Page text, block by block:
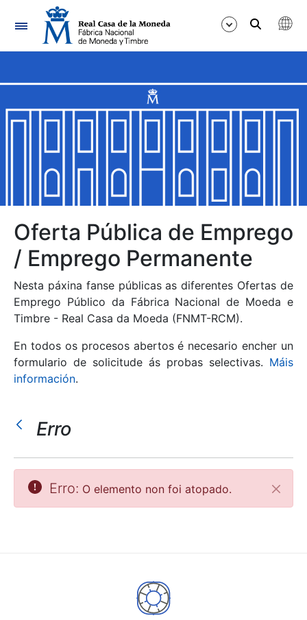
Navegación
Mostrar/Ocultar
Mostrar/Ocultar
Mostrar/Ocultar
Mostrar/Ocultar
Mostrar/Ocultar
Oferta Pública de Emprego
/ Emprego Permanente
Nesta páxina fanse públicas as diferentes Ofertas de
Emprego Público da Fábrica Nacional de Moeda e
Timbre - Real Casa da Moeda (FNMT-RCM).
En todos os procesos abertos é necesario encher un
formulario de solicitude ás probas selectivas. Máis
información.
Erro
Erro: O elemento non foi atopado.